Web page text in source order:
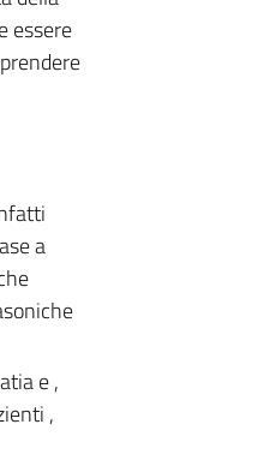
essere
a
e ,
,